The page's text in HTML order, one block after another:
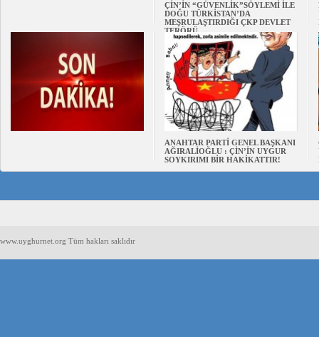
ÇİN’İN “GÜVENLİK”SÖYLEMİ İLE
DOĞU TÜRKİSTAN’DA
MEŞRULAŞTIRDIĞI ÇKP DEVLET
TERÖRÜ
ANAHTAR PARTİ GENEL BAŞKANI
AĞIRALİOĞLU : ÇİN’İN UYGUR
SOYKIRIMI BİR HAKİKATTIR!
www.uyghurnet.org Tüm hakları saklıdır